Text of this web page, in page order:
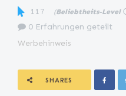
117 (Beliebtheits-Level
0 Erfahrungen geteilt
Werbehinweis
SHARES